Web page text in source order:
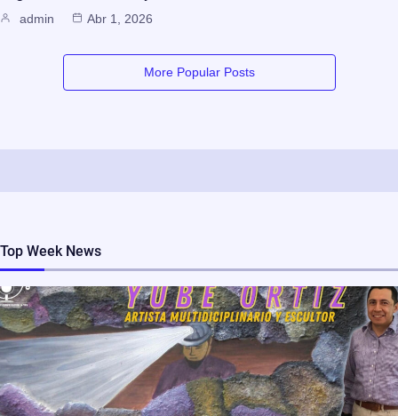
admin Abr 1, 2026
More Popular Posts
Top Week News